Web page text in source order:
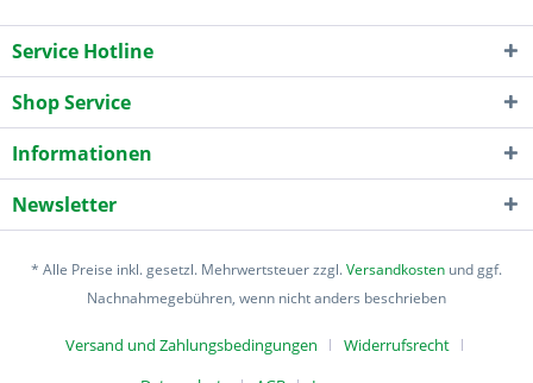
Service Hotline
Shop Service
Informationen
Newsletter
* Alle Preise inkl. gesetzl. Mehrwertsteuer zzgl.Versandkosten und ggf.
Nachnahmegebühren, wenn nicht anders beschrieben
Versand und Zahlungsbedingungen
Widerrufsrecht